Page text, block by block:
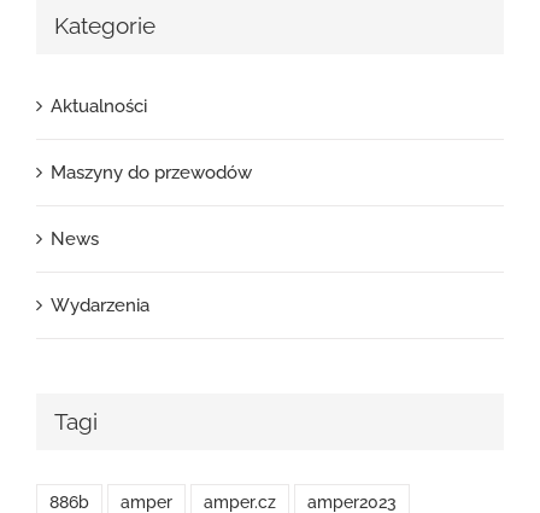
Kategorie
Aktualności
Maszyny do przewodów
News
Wydarzenia
Tagi
886b amper amper.cz amper2023